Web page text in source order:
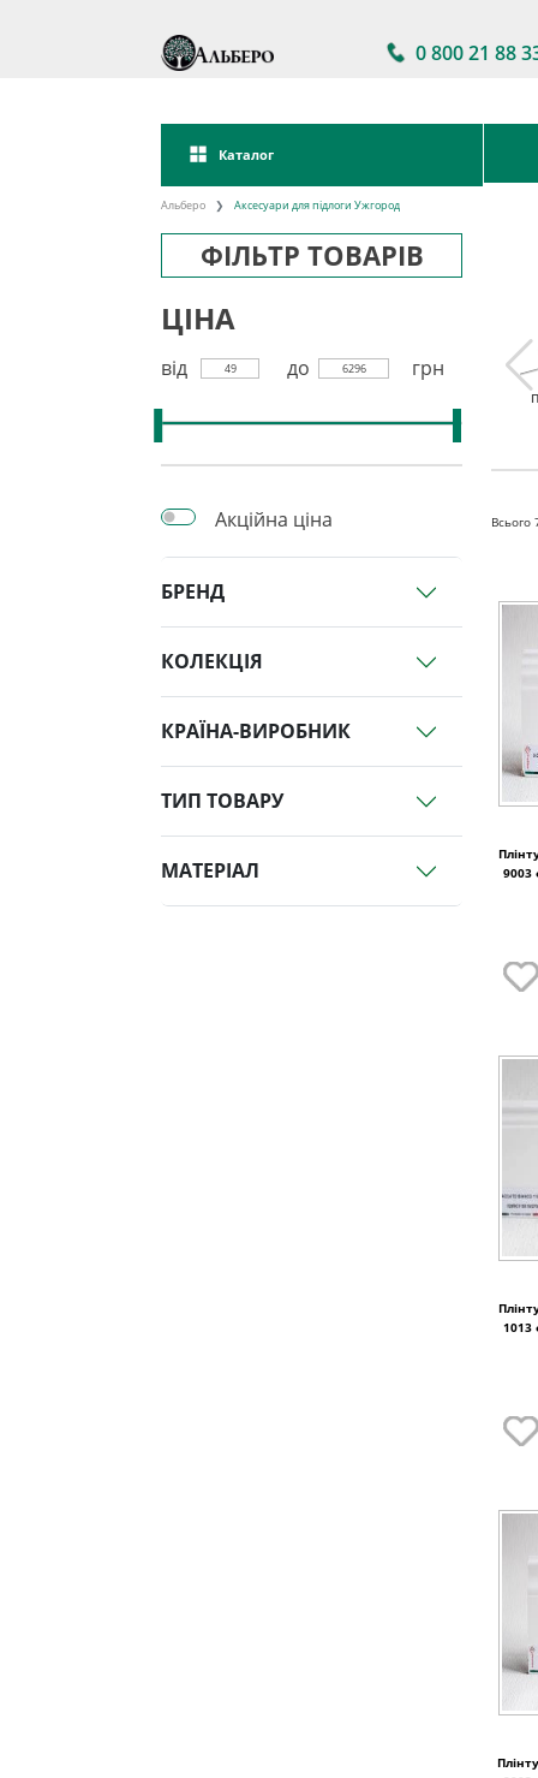
0 800 21 88
Каталог
Альберо Аксесуари для підлоги Ужгород
ФІЛЬТР ТОВАРІВ
ЦІНА
від 49 до 6296 грн
Акційна ціна
БРЕНД
КОЛЕКЦІЯ
КРАЇНА-ВИРОБНИК
ТИП ТОВАРУ
МАТЕРІАЛ
алюмінієвий
Всього
9003
1013